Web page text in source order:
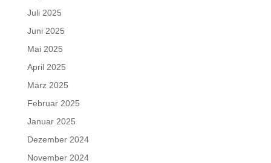
Juli 2025
Juni 2025
Mai 2025
April 2025
März 2025
Februar 2025
Januar 2025
Dezember 2024
November 2024